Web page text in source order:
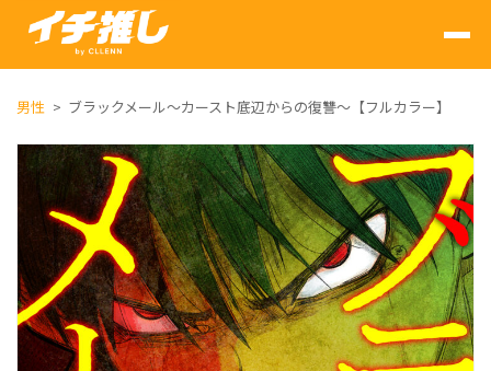
男性 ブラックメール～カースト底辺からの復讐～【フルカラー】